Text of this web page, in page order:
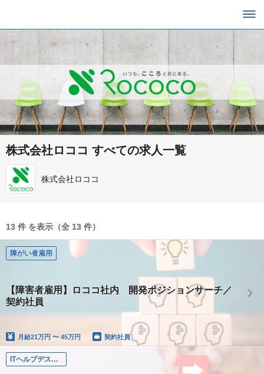
株式会社ロココ すべての求人一覧
株式会社ロココ
13 件 を表示（全 13 件）
障がい者雇用
【障害者雇用】ロココ社内 開発ポジションサーチ／
契約社員
月給21万円 〜 45万円 契約社員
ITヘルプデスク（関東）